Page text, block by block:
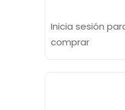
Inicia sesión
comprar